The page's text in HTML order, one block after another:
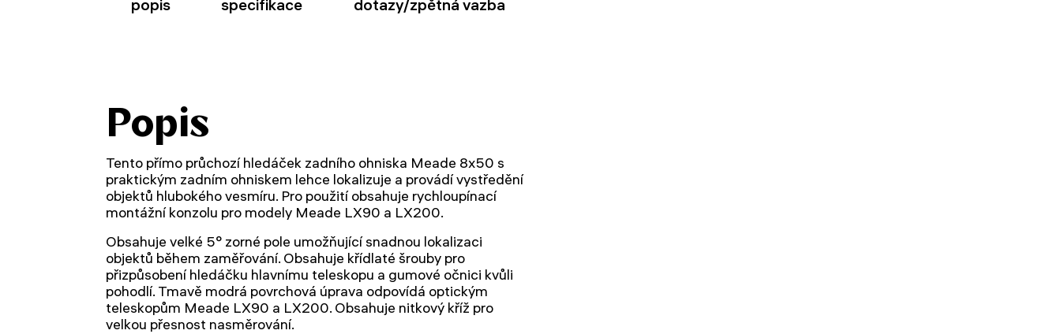
popis specifikace dotazy/zpětná vazba
Popis
Tento přímo průchozí hledáček zadního ohniska Meade 8x50 s
praktickým zadním ohniskem lehce lokalizuje a provádí vystředění
objektů hlubokého vesmíru. Pro použití obsahuje rychloupínací
montážní konzolu pro modely Meade LX90 a LX200.
Obsahuje velké 5° zorné pole umožňující snadnou lokalizaci
objektů během zaměřování. Obsahuje křídlaté šrouby pro
přizpůsobení hledáčku hlavnímu teleskopu a gumové očnici kvůli
pohodlí. Tmavě modrá povrchová úprava odpovídá optickým
teleskopům Meade LX90 a LX200. Obsahuje nitkový kříž pro
velkou přesnost nasměrování.